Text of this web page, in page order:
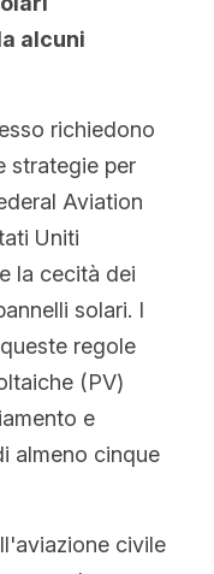
alcuni
richiedono
strategie per
Aviation
Uniti
la cecità dei
solari. I
regole
(PV)
e
almeno cinque
civile